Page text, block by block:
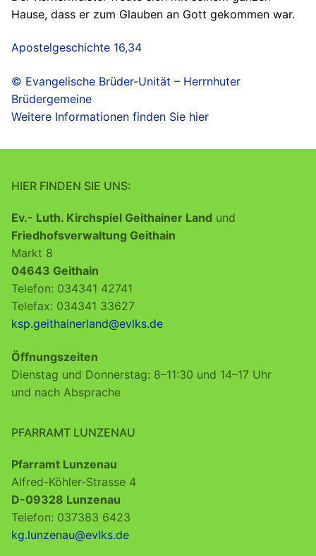
Hause, dass er zum Glauben an Gott gekommen war.
Apostelgeschichte 16,34
© Evangelische Brüder-Unität – Herrnhuter
Brüdergemeine
Weitere Informationen finden Sie hier
HIER FINDEN SIE UNS:
Ev.- Luth. Kirchspiel Geithainer Land und
Friedhofsverwaltung Geithain
Markt 8
04643 Geithain
Telefon: 034341 42741
Telefax: 034341 33627
ksp.geithainerland@evlks.de
Öffnungszeiten
Dienstag und Donnerstag: 8–11:30 und 14–17 Uhr
und nach Absprache
PFARRAMT LUNZENAU
Pfarramt Lunzenau
Alfred-Köhler-Strasse 4
D-09328 Lunzenau
Telefon: 037383 6423
kg.lunzenau@evlks.de